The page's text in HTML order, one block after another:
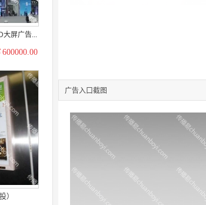
大屏广告...
600000.00
）
广告入口截图